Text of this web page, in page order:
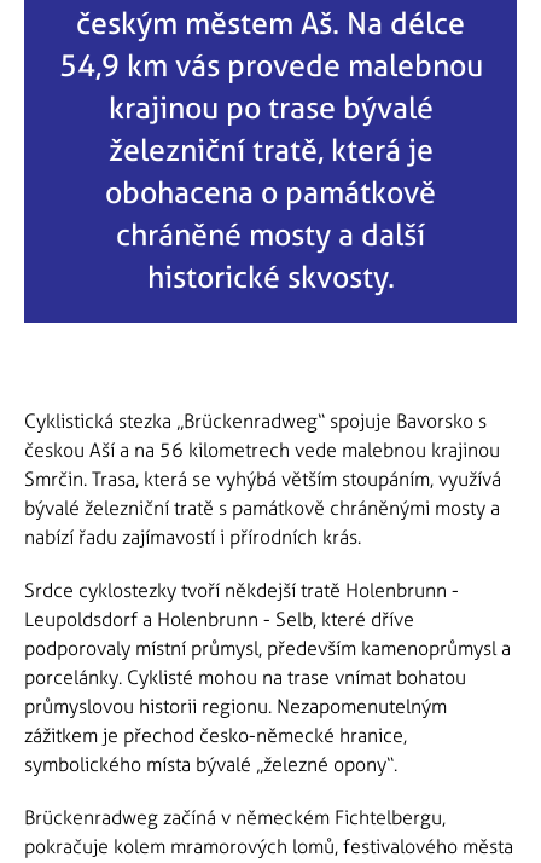
českým městem Aš. Na délce
54,9 km vás provede malebnou
krajinou po trase bývalé
železniční tratě, která je
obohacena o památkově
chráněné mosty a další
historické skvosty.
Cyklistická stezka „Brückenradweg“ spojuje Bavorsko s
českou Aší a na 56 kilometrech vede malebnou krajinou
Smrčin. Trasa, která se vyhýbá větším stoupáním, využívá
bývalé železniční tratě s památkově chráněnými mosty a
nabízí řadu zajímavostí i přírodních krás.
Srdce cyklostezky tvoří někdejší tratě Holenbrunn -
Leupoldsdorf a Holenbrunn - Selb, které dříve
podporovaly místní průmysl, především kamenoprůmysl a
porcelánky. Cyklisté mohou na trase vnímat bohatou
průmyslovou historii regionu. Nezapomenutelným
zážitkem je přechod česko-německé hranice,
symbolického místa bývalé „železné opony“.
Brückenradweg začíná v německém Fichtelbergu,
pokračuje kolem mramorových lomů, festivalového města